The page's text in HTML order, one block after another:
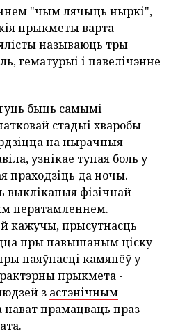
"чым лячыць ныркі",
прыкметы варта
называюць тры
гематурыі і павелічэнне
быць самымі
стадыі хваробы
на нырачныя
узнікае тупая боль у
праходзіць да ночы.
фізічнай
ператамленнем.
кажучы, прысутнасць
пры павышаным ціску
наяўнасці камянёў у
прыкмета -
з астэнічным
прамацваць праз